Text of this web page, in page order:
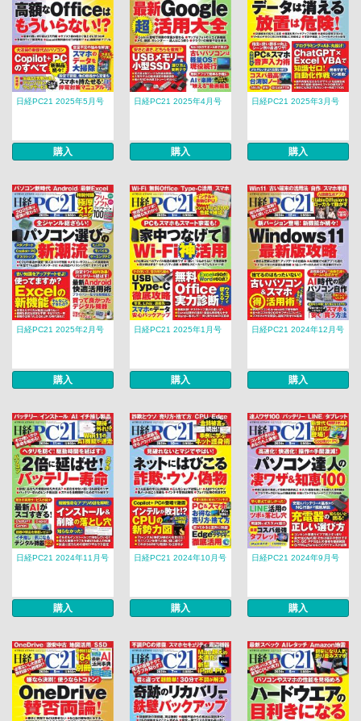
日経PC21 2025年5月号
購入
日経PC21 2025年4月号
購入
日経PC21 2025年3月号
購入
日経PC21 2025年2月号
購入
日経PC21 2025年1月号
購入
日経PC21 2024年12月号
購入
日経PC21 2024年11月号
購入
日経PC21 2024年10月号
購入
日経PC21 2024年9月号
購入